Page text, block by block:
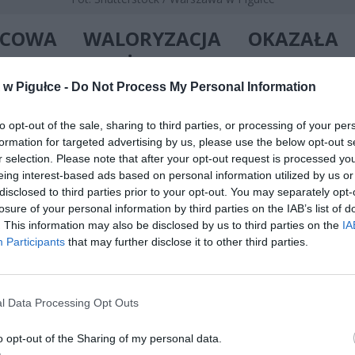
Pigułce - Do Not Process My Personal Information
opt-out of the sale, sharing to third parties, or processing of your
for targeted advertising by us, please use the below opt-out
selection. Please note that after your opt-out request is processed
interest-based ads based on personal information utilized by us
to third parties prior to your opt-out. You may separately
of your personal information by third parties on the IAB’s list of
This information may also be disclosed by us to third parties on the
Participants that may further disclose it to other third parties.
Data Processing Opt Outs
opt-out of the Sharing of my personal data.
WALORYZACJA OKAZAŁA
NIŻ OCZEKIWANO
marcowa waloryzacja emerytur i rent, przeprowadzona zgodnie ze
z poprzednimi latami. Wzrost o 5,5 procent przełożył się na
minimalnej emerytury o 97,95 złotych – z kwoty 1 780,96
1 878,91 złotych. Identyczny wzrost w wartościach procentowych
rodzinnej, co oznacza, że osoby pobierające to świadczenie
dodatkowe niemal sto złotych miesięcznie.